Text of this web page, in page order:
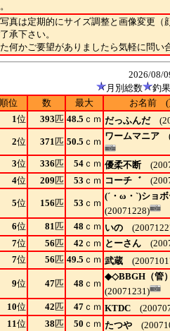
真は定期的にサイズ調整と画像変更（
承下さい。
何かご要望がありましたら気軽に問い
2026/08/
月別総数
釣
順位
数 最大
お名前 (
1位 393匹 48.5 ｃｍ だっふんだ
2位 371匹 50.5 ｃｍ
ワームマニア
3位 336匹 54 ｃｍ 優柔不断
4位 209匹 53 ｃｍ コーチ゛
5位 156匹 53 ｃｍ
(´・ω・`)ショ
(20071228)
6位 81匹 48 ｃｍ いの
7位 56匹 42 ｃｍ とーさん
7位 56匹 49.5 ｃｍ 武蔵
9位 47匹 48 ｃｍ
◆◇BBGH（
(20071231)
10位 42匹 47 ｃｍ KTDC
11位 38匹 50 ｃｍ たつや